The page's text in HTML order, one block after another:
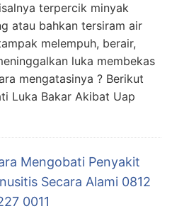
terpercik minyak
atau bahkan tersiram air
melempuh, berair,
luka membekas
mengatasinya ? Berikut
Luka Bakar Akibat Uap
Mengobati Penyakit
Secara Alami 0812
0011